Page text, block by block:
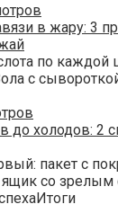
в жару: 3
по каждой
с
до холодов: 2
пакет с
ящик со